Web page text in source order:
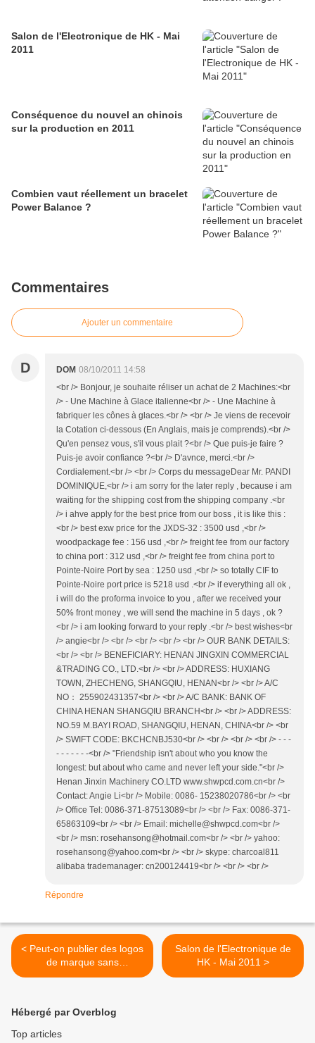
Salon de l'Electronique de HK - Mai
2011
Conséquence du nouvel an chinois
sur la production en 2011
Combien vaut réellement un bracelet
Power Balance ?
Commentaires
Ajouter un commentaire
D DOM 08/10/2011 14:58
<br /> Bonjour, je souhaite réliser un achat de 2 Machines:<br
/> - Une Machine à Glace italienne<br /> - Une Machine à
fabriquer les cônes à glaces.<br /> <br /> Je viens de recevoir
la Cotation ci-dessous (En Anglais, mais je comprends).<br />
Qu'en pensez vous, s'il vous plait ?<br /> Que puis-je faire ?
Puis-je avoir confiance ?<br /> D'avnce, merci.<br />
Cordialement.<br /> <br /> Corps du messageDear Mr. PANDI
DOMINIQUE,<br /> i am sorry for the later reply , because i am
waiting for the shipping cost from the shipping company .<br
/> i ahve apply for the best price from our boss , it is like this :
<br /> best exw price for the JXDS-32 : 3500 usd ,<br />
woodpackage fee : 156 usd ,<br /> freight fee from our factory
to china port : 312 usd ,<br /> freight fee from china port to
Pointe-Noire Port by sea : 1250 usd ,<br /> so totally CIF to
Pointe-Noire port price is 5218 usd .<br /> if everything all ok ,
i will do the proforma invoice to you , after we received your
50% front money , we will send the machine in 5 days , ok ?
<br /> i am looking forward to your reply .<br /> best wishes<br
/> angie<br /> <br /> <br /> <br /> <br /> OUR BANK DETAILS:
<br /> <br /> BENEFICIARY: HENAN JINGXIN COMMERCIAL
&TRADING CO., LTD.<br /> <br /> ADDRESS: HUXIANG
TOWN, ZHECHENG, SHANGQIU, HENAN<br /> <br /> A/C
NO： 255902431357<br /> <br /> A/C BANK: BANK OF
CHINA HENAN SHANGQIU BRANCH<br /> <br /> ADDRESS:
NO.59 M.BAYI ROAD, SHANGQIU, HENAN, CHINA<br /> <br
/> SWIFT CODE: BKCHCNBJ530<br /> <br /> <br /> <br /> - - -
- - - - - - -<br /> "Friendship isn't about who you know the
longest: but about who came and never left your side."<br />
Henan Jinxin Machinery CO.LTD www.shwpcd.com.cn<br />
Contact: Angie Li<br /> Mobile: 0086- 15238020786<br /> <br
/> Office Tel: 0086-371-87513089<br /> <br /> Fax: 0086-371-
65863109<br /> <br /> Email: michelle@shwpcd.com<br />
<br /> msn: rosehansong@hotmail.com<br /> <br /> yahoo:
rosehansong@yahoo.com<br /> <br /> skype: charcoal811
alibaba trademanager: cn200124419<br /> <br /> <br />
Répondre
< Peut-on publier des logos
de marque sans
autorisation ?
Salon de l'Electronique de
HK - Mai 2011 >
Hébergé par Overblog
Top articles